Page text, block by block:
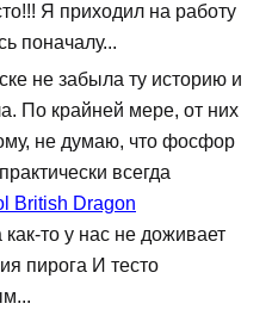
Я приходил на работу
поначалу...
не забыла ту историю и
По крайней мере, от них
не думаю, что фосфор
всегда
British Dragon
то у нас не доживает
пирога И тесто